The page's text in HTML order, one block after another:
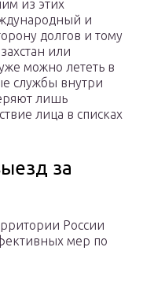
из этих
и
долгов и тому
или
можно лететь в
службы внутри
лишь
лица в списках
за
России
мер по